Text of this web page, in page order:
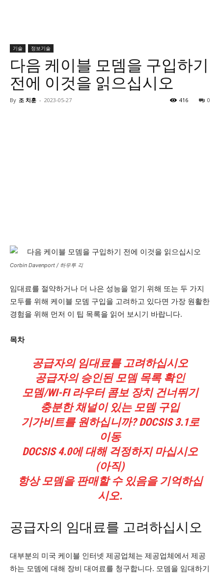
기술 정보기술
다음 케이블 모뎀을 구입하기
전에 이것을 읽으십시오
By 조 치훈 - 2023-05-27 0
416
Corbin Davenport / 하우투 긱
임대료를 절약하거나 더 나은 성능을 얻기 위해 또는 두 가지
모두를 위해 케이블 모뎀 구입을 고려하고 있다면 가장 원활한
경험을 위해 먼저 이 팁 목록을 읽어 보시기 바랍니다.
목차
공급자의 임대료를 고려하십시오
공급자의 승인된 모뎀 목록 확인
모뎀/WI-FI 라우터 콤보 장치 건너뛰기
충분한 채널이 있는 모뎀 구입
기가비트를 원하십니까? DOCSIS 3.1로
이동
DOCSIS 4.0에 대해 걱정하지 마십시오
(아직)
항상 모뎀을 판매할 수 있음을 기억하십
시오.
공급자의 임대료를 고려하십시오
대부분의 미국 케이블 인터넷 제공업체는 제공업체에서 제공
하는 모뎀에 대해 장비 대여료를 청구합니다. 모뎀을 임대하기